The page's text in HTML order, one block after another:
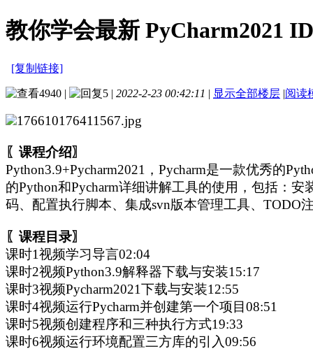
教你学会最新 PyCharm2021
[复制链接]
4940 | 5 | 2022-2-23 00:42:11 | 显示全部楼层 |阅读
〖课程介绍〗
Python3.9+Pycharm2021，Pycharm是一款优秀的
的Python和Pycharm详细讲解工具的使用，包括：
码、配置执行脚本、集成svn版本管理工具、TODO
〖课程目录〗
课时1视频学习导言02:04
课时2视频Python3.9解释器下载与安装15:17
课时3视频Pycharm2021下载与安装12:55
课时4视频运行Pycharm并创建第一个项目08:51
课时5视频创建程序和三种执行方式19:33
课时6视频运行环境配置三方库的引入09:56